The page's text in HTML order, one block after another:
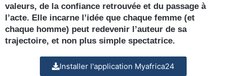
valeurs, de la confiance retrouvée et du passage à
l’acte. Elle incarne l’idée que chaque femme (et
chaque homme) peut redevenir l’auteur de sa
trajectoire, et non plus simple spectatrice.
Installer l'application Myafrica24